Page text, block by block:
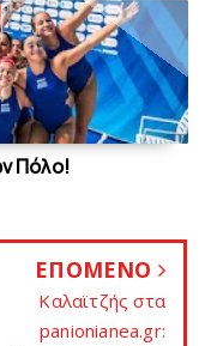
Πόλο!
ΕΠΟΜΕΝΟ
Καλαϊτζής στα
panionianea.gr: